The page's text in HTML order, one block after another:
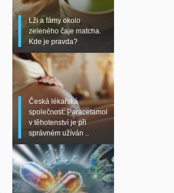
Lži a fámy okolo
zeleného čaje matcha.
Kde je pravda?
Česká lékařská
společnost: Paracetamol
v těhotenství je při
správném užíván ..